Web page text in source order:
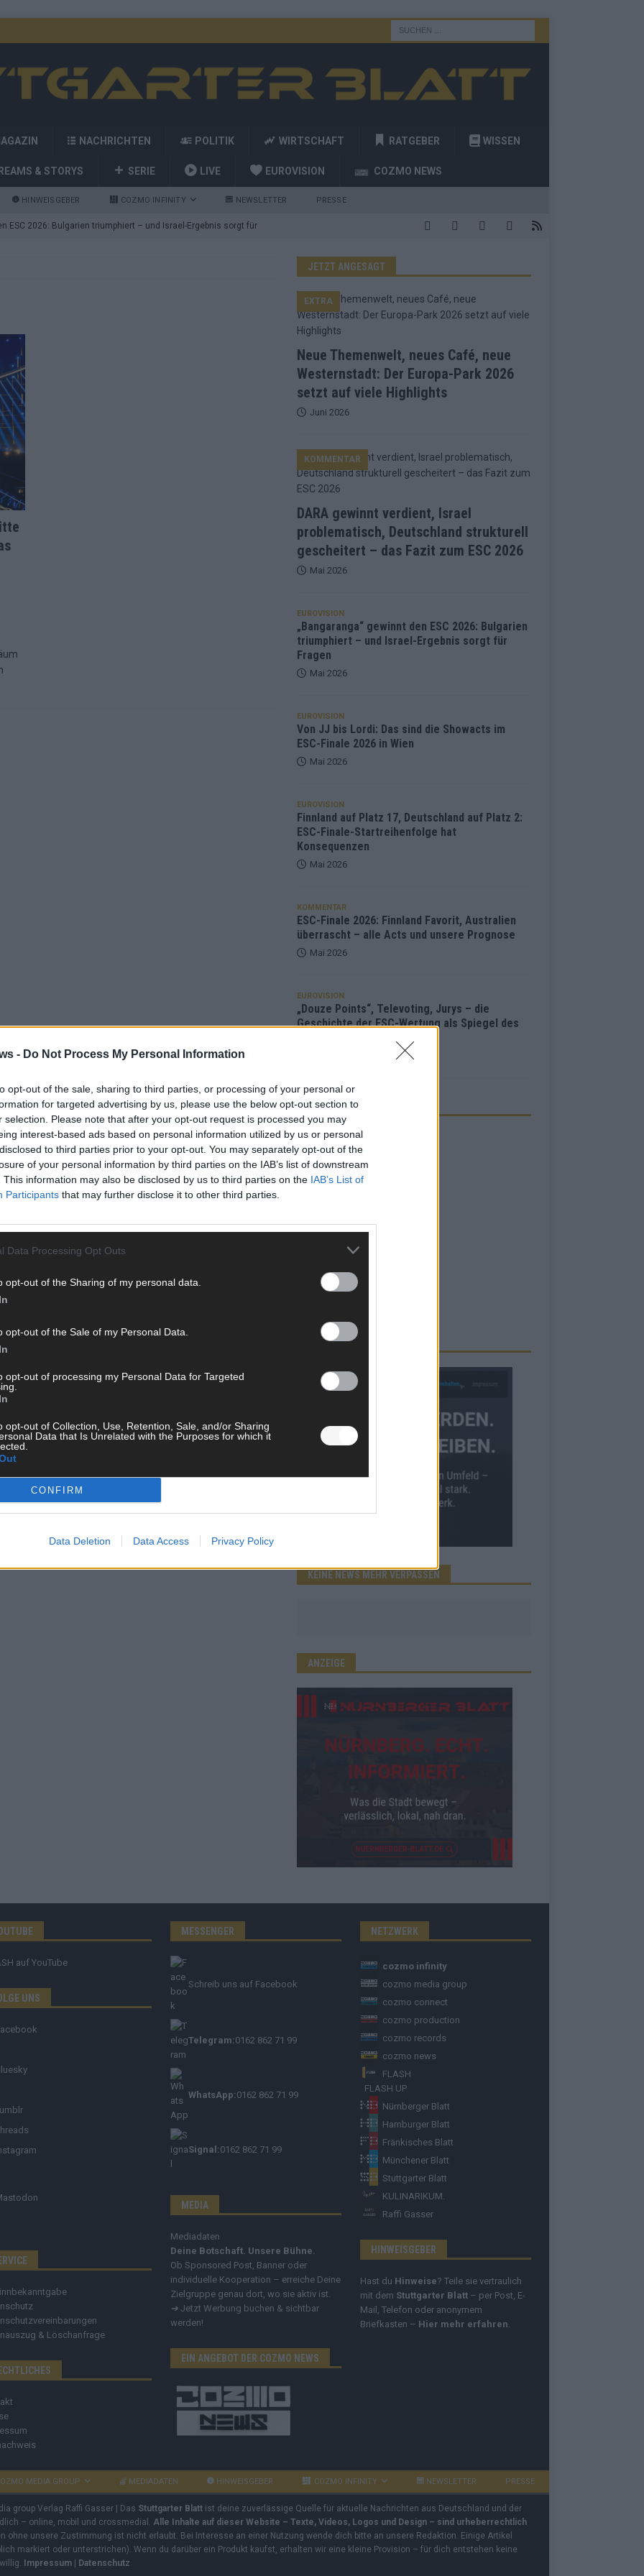
- Do Not Process My Personal Information
opt-out of the sale, sharing to third parties, or processing of your personal or
for targeted advertising by us, please use the below opt-out section to
selection. Please note that after your opt-out request is processed you may
interest-based ads based on personal information utilized by us or personal
to third parties prior to your opt-out. You may separately opt-out of the
of your personal information by third parties on the IAB’s list of downstream
This information may also be disclosed by us to third parties on the IAB’s List of
Participants that may further disclose it to other third parties.
Data Processing Opt Outs
opt-out of the Sharing of my personal data.
opt-out of the Sale of my Personal Data.
opt-out of processing my Personal Data for Targeted
opt-out of Collection, Use, Retention, Sale, and/or Sharing
Data that Is Unrelated with the Purposes for which it
CONFIRM
Data Deletion Data Access Privacy Policy
NACHRICHTEN POLITIK WIRTSCHAFT RATGEBER WISSEN
& STORYS SERIE LIVE EUROVISION COZMO NEWS
HINWEISGEBER COZMO INFINITY NEWSLETTER PRESSE
ESC 2026: Bulgarien triumphiert – und Israel-Ergebnis sorgt für
die Showacts im ESC-Finale 2026 in Wien
auf Platz 2: ESC-Finale-Startreihenfolge hat
Favorit, Australien überrascht – alle Acts und unsere Prognose
Jurys – die Geschichte der ESC-Wertung als Spiegel des
vier Big-Four-Länder, ein Gastgeber – alle Acts im
Walzer zu kurz, Moderation zu provinziell – das Fazit zum
2: Dänemark vorne, Aserbaidschan chancenlos – Zypern
Café, neue Westernstadt: Der Europa-Park 2026 setzt auf viele
problematisch, Deutschland strukturell gescheitert – das
JETZT ANGESAGT
Neue Themenwelt, neues Café, neue
Westernstadt: Der Europa-Park 2026
setzt auf viele Highlights
EXTRA
Juni 2026
DARA gewinnt verdient, Israel
problematisch, Deutschland strukturell
gescheitert – das Fazit zum ESC 2026
KOMMENTAR
Mai 2026
EUROVISION
„Bangaranga“ gewinnt den ESC 2026: Bulgarien
triumphiert – und Israel-Ergebnis sorgt für
Fragen
Mai 2026
EUROVISION
Von JJ bis Lordi: Das sind die Showacts im
ESC-Finale 2026 in Wien
Mai 2026
EUROVISION
Finnland auf Platz 17, Deutschland auf Platz 2:
ESC-Finale-Startreihenfolge hat
Konsequenzen
Mai 2026
KOMMENTAR
ESC-Finale 2026: Finnland Favorit, Australien
überrascht – alle Acts und unsere Prognose
Mai 2026
EUROVISION
„Douze Points“, Televoting, Jurys – die
Geschichte der ESC-Wertung als Spiegel des
ANZEIGE
WERBE BEI UNS!
KEINE NEWS MEHR VERPASSEN
ANZEIGE
auf YouTube
UNS
& Löschanfrage
MESSENGER
Schreib uns auf Facebook
Telegram:0162 862 71 99
WhatsApp:0162 862 71 99
Signal:0162 862 71 99
MEDIA
Mediadaten
Deine Botschaft. Unsere Bühne.
Ob Sponsored Post, Banner oder
individuelle Kooperation – erreiche Deine
Zielgruppe genau dort, wo sie aktiv ist.
➔ Jetzt Werbung buchen & sichtbar
werden!
EIN ANGEBOT DER COZMO NEWS
NETZWERK
cozmo infinity
cozmo media group
cozmo connect
cozmo production
cozmo records
cozmo news
FLASH
FLASH UP
Nürnberger Blatt
Hamburger Blatt
Fränkisches Blatt
Münchener Blatt
Stuttgarter Blatt
KULINARIKUM.
Raffi Gasser
HINWEISGEBER
Hast du Hinweise? Teile sie vertraulich
mit dem Stuttgarter Blatt – per Post, E-
Mail, Telefon oder anonymem
Briefkasten – Hier mehr erfahren
MEDIA GROUP MEDIADATEN HINWEISGEBER COZMO INFINITY NEWSLETTER PRESSE
group Verlag Raffi Gasser | Das Stuttgarter Blatt ist deine zuverlässige Quelle für aktuelle Nachrichten aus Deutschland und der
– online, mobil und crossmedial. Alle Inhalte auf dieser Website – Texte, Videos, Logos und Design – sind urheberrechtlich
ohne unsere Zustimmung ist nicht erlaubt. Bei Interesse an einer Nutzung wende dich bitte an unsere Redaktion. Einige Artikel
markiert oder unterstrichen). Wenn du darüber ein Produkt kaufst, erhalten wir eine kleine Provision – für dich entstehen keine
Impressum | Datenschutz